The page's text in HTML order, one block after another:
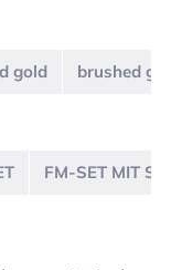
gold brushed
FM-SET MIT SI